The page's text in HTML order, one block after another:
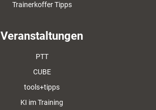
Trainerkoffer Tipps
Veranstaltungen
PTT
CUBE
tools+tipps
KI im Training